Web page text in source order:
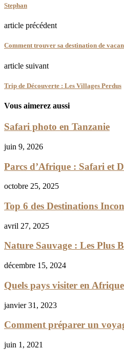
Stephan
article précédent
Comment trouver sa destination de
article suivant
Trip de Découverte : Les Villages Perdus
Vous aimerez aussi
Safari photo en Tanzanie
juin 9, 2026
Parcs d’Afrique : Safari et
octobre 25, 2025
Top 6 des Destinations
avril 27, 2025
Nature Sauvage : Les Plus
décembre 15, 2024
Quels pays visiter en
janvier 31, 2023
Comment préparer un
juin 1, 2021